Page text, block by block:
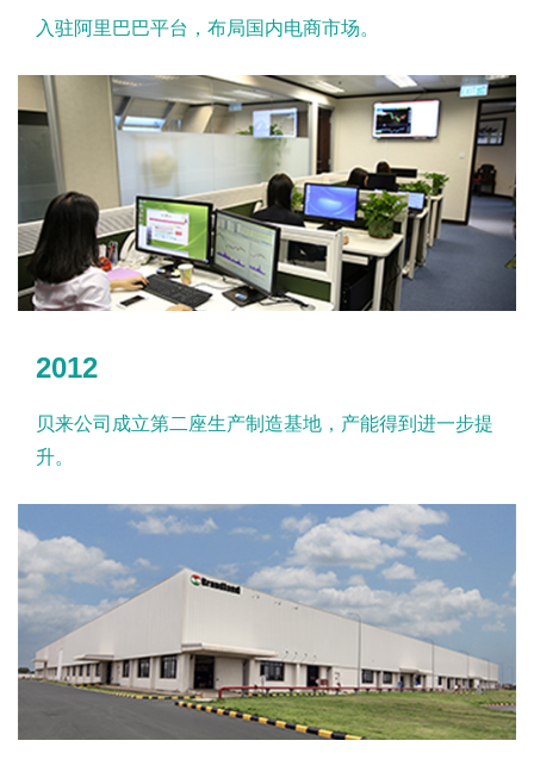
入驻阿里巴巴平台，布局国内电商市场。
2012
贝来公司成立第二座生产制造基地，产能得到进一步提
升。